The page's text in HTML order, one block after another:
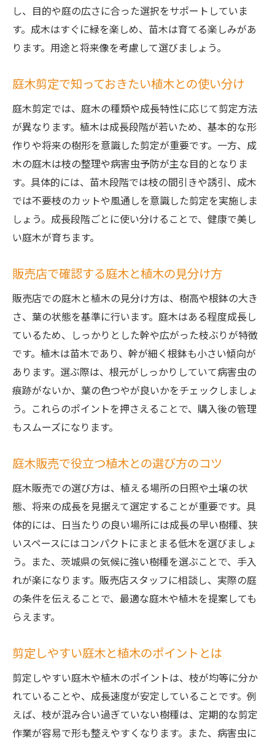
し、目的や庭の広さに合った選択をサポートしていま
す。成木はすぐに緑を楽しめ、苗木は育てる楽しみがあ
ります。用途と将来像を考慮して選びましょう。
庭木剪定で知っておきたい植木との使い分け
庭木剪定では、庭木の種類や成長特性に応じて剪定方法
が異なります。植木は成長段階が若いため、基本的な形
作りや将来の樹形を意識した剪定が重要です。一方、成
木の庭木は枝の整理や病害虫予防が主な目的となりま
す。具体的には、苗木段階では枝の間引きや誘引、成木
では不要枝のカットや風通しを意識した剪定を実施しま
しょう。成長段階ごとに使い分けることで、健康で美し
い庭木が育ちます。
販売店で確認する庭木と植木の見分け方
販売店での庭木と植木の見分け方は、樹高や根鉢の大き
さ、葉の状態を基準に行います。庭木はある程度成長し
ているため、しっかりとした幹や広がった枝ぶりが特徴
です。植木は苗木であり、幹が細く根鉢も小さい傾向が
あります。選ぶ際は、根元がしっかりしていて病害虫の
痕跡がないか、葉の色つやが良いかをチェックしましょ
う。これらのポイントを押さえることで、購入後の管理
もスムーズになります。
庭木販売で役立つ植木との選び方のコツ
庭木販売での選び方は、植える場所の日照や土壌の状
態、将来の成長を見据えて選定することが重要です。具
体的には、日当たりの良い場所には成長の早い樹種、狭
いスペースにはコンパクトにまとまる低木を選びましょ
う。また、茨城県の気候に強い樹種を選ぶことで、手入
れが楽になります。販売店スタッフに相談し、実際の庭
の条件を伝えることで、最適な庭木や植木を提案しても
らえます。
剪定しやすい庭木と植木のポイントとは
剪定しやすい庭木や植木のポイントは、枝が均等に分か
れていることや、成長速度が安定していることです。例
えば、枝が混み合い過ぎていない樹種は、定期的な剪定
作業が容易で形も整えやすくなります。また、病害虫に